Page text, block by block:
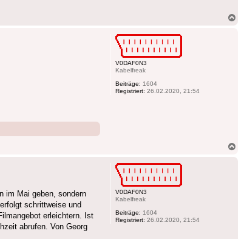
V0DAF0N3
Kabelfreak
Beiträge: 1604
Registriert: 26.02.2020, 21:54
V0DAF0N3
Kabelfreak
Beiträge: 1604
Registriert: 26.02.2020, 21:54
im Mai geben, sondern
schrittweise und
erleichtern. Ist
abrufen. Von Georg